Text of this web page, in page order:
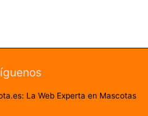
La Web Experta en Mascotas